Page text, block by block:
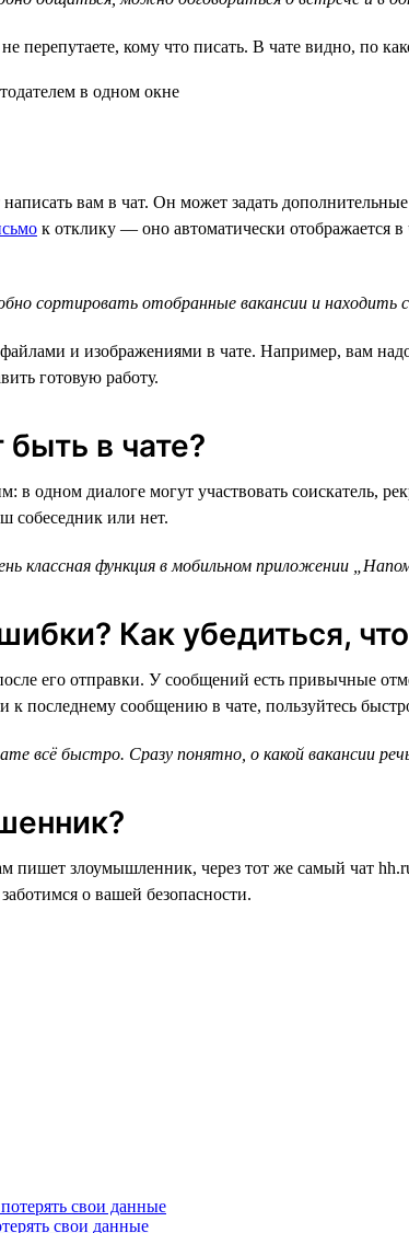
перепутаете, кому что писать. В чате видно, по
вам в чат. Он может задать
к отклику — оно автоматически отображается в
сортировать отобранные вакансии и находить
и изображениями в чате. Например, вам
готовую работу.
в чате?
в одном диалоге могут участвовать соискатель,
собеседник или нет.
классная функция в мобильном приложении
Как убедиться,
его отправки. У сообщений есть привычные
к последнему сообщению в чате, пользуйтесь
всё быстро. Сразу понятно, о какой вакансии
пишет злоумышленник, через тот же самый чат
о вашей безопасности.
свои данные